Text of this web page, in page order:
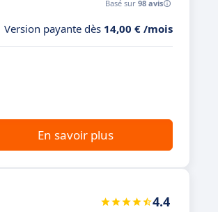
Basé sur 98 avis
Version payante dès 14,00 € /mois
En savoir plus
4.4